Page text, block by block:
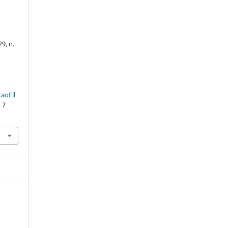
n.
7